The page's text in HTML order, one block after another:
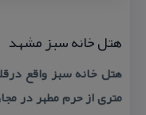
هتل خانه سبز مشهد
متری از حرم مطهر در